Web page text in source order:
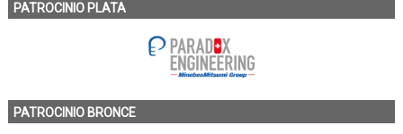
PATROCINIO PLATA
PATROCINIO BRONCE